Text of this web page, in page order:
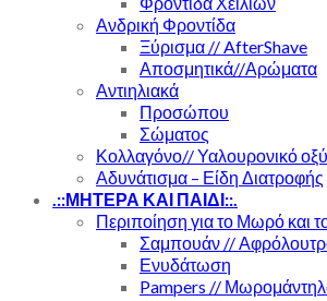
Ανδρική Φροντίδα
Ξύρισμα // AfterShave
Αποσμητικά//Αρώματα
Αντιηλιακά
Προσώπου
Σώματος
Κολλαγόνο// Υαλουρονικό οξύ
Αδυνάτισμα – Είδη Διατροφής
.::ΜΗΤΕΡΑ ΚΑΙ ΠΑΙΔΙ::.
Περιποίηση για το Μωρό και
Σαμπουάν //
Ενυδάτωση
Pampers //